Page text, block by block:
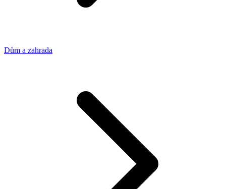
Dům a zahrada